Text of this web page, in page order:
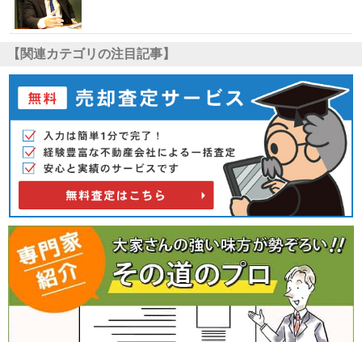
【関連カテゴリの注目記事】